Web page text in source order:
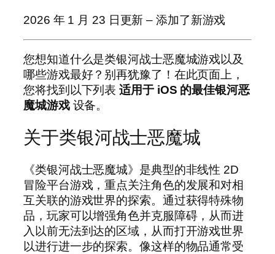
2026 年 1 月 23 日更新 – 添加了新游戏
您想知道什么是类银河战士恶魔城游戏以及
哪些游戏最好？别再犹豫了！在此页面上，
您将找到以下列表适用于 iOS 的最佳银河恶
魔城游戏设备。
关于类银河战士恶魔城
《类银河战士恶魔城》是典型的非线性 2D
冒险平台游戏，重点关注角色的发展和对相
互关联的游戏世界的探索。通过获得特殊物
品，玩家可以增强角色并克服障碍，从而进
入以前无法到达的区域，从而打开游戏世界
以进行进一步的探索。像这样的物品通常受